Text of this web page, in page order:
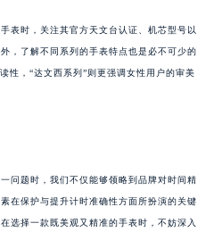
表时，关注其官方天文台认证、机芯型号以
，了解不同系列的手表特点也是必不可少的
性，“达文西系列”则更强调女性用户的审美
问题时，我们不仅能够领略到品牌对时间精
在保护与提升计时准确性方面所扮演的关键
选择一款既美观又精准的手表时，不妨深入